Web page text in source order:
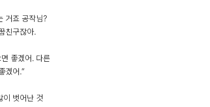
거죠 공작님?
친구잖아.
좋겠어. 다른
겠어.”
이 벗어난 것